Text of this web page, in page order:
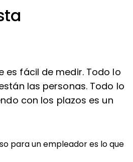
es fácil de medir. Todo lo
las personas. Todo lo
con los plazos es un
para un empleador es lo que